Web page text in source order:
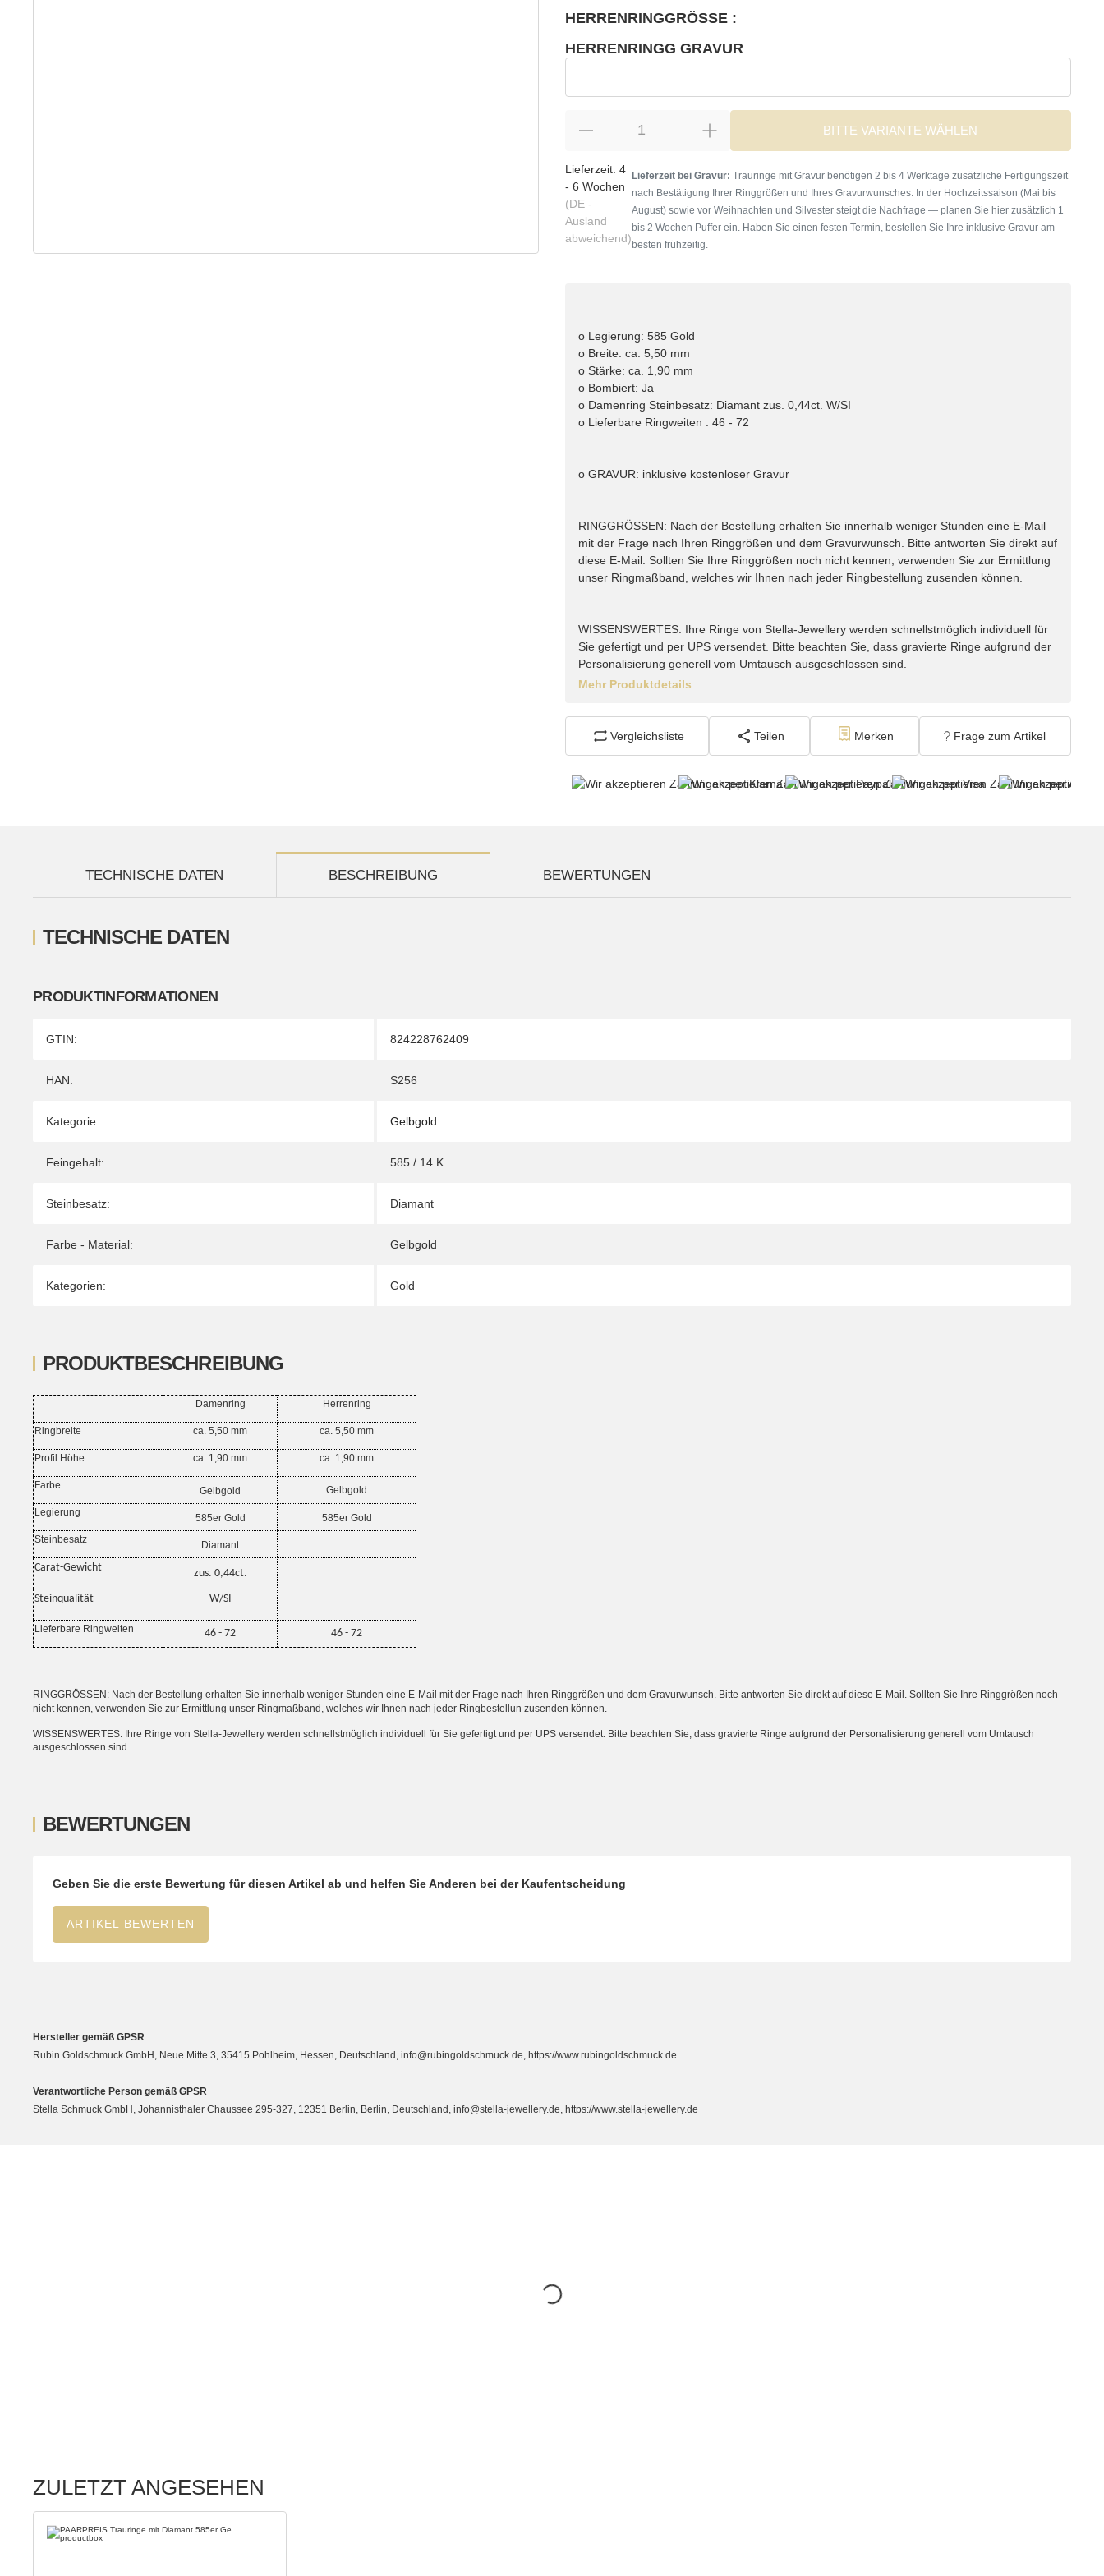
HERRENRINGGRÖSSE :
HERRENRINGG GRAVUR
BITTE VARIANTE WÄHLEN
Lieferzeit: 4
- 6 Wochen
(DE -
Ausland
abweichend)
Lieferzeit bei Gravur: Trauringe mit Gravur benötigen 2 bis 4 Werktage zusätzliche Fertigungszeit
nach Bestätigung Ihrer Ringgrößen und Ihres Gravurwunsches. In der Hochzeitssaison (Mai bis
August) sowie vor Weihnachten und Silvester steigt die Nachfrage — planen Sie hier zusätzlich 1
bis 2 Wochen Puffer ein. Haben Sie einen festen Termin, bestellen Sie Ihre inklusive Gravur am
besten frühzeitig.
o Legierung: 585 Gold
o Breite: ca. 5,50 mm
o Stärke: ca. 1,90 mm
o Bombiert: Ja
o Damenring Steinbesatz: Diamant zus. 0,44ct. W/SI
o Lieferbare Ringweiten : 46 - 72
o GRAVUR: inklusive kostenloser Gravur
RINGGRÖSSEN: Nach der Bestellung erhalten Sie innerhalb weniger Stunden eine E-Mail
mit der Frage nach Ihren Ringgrößen und dem Gravurwunsch. Bitte antworten Sie direkt auf
diese E-Mail. Sollten Sie Ihre Ringgrößen noch nicht kennen, verwenden Sie zur Ermittlung
unser Ringmaßband, welches wir Ihnen nach jeder Ringbestellung zusenden können.
WISSENSWERTES: Ihre Ringe von Stella-Jewellery werden schnellstmöglich individuell für
Sie gefertigt und per UPS versendet. Bitte beachten Sie, dass gravierte Ringe aufgrund der
Personalisierung generell vom Umtausch ausgeschlossen sind.
Mehr Produktdetails
Vergleichsliste Teilen Merken Frage zum Artikel
TECHNISCHE DATEN BESCHREIBUNG BEWERTUNGEN
TECHNISCHE DATEN
PRODUKTINFORMATIONEN
Produkteigenschaft
Wert
GTIN: 824228762409
HAN: S256
Kategorie: Gelbgold
Feingehalt: 585 / 14 K
Steinbesatz: Diamant
Farbe - Material: Gelbgold
Kategorien: Gold
PRODUKTBESCHREIBUNG
Damenring Herrenring
Ringbreite ca. 5,50 mm ca. 5,50 mm
Profil Höhe ca. 1,90 mm ca. 1,90 mm
Farbe Gelbgold
Gelbgold
Legierung
585er Gold
585er Gold
Steinbesatz
Diamant
Carat-Gewicht zus. 0,44ct.
Steinqualität W/SI
Lieferbare Ringweiten 46 - 72 46 - 72
RINGGRÖSSEN: Nach der Bestellung erhalten Sie innerhalb weniger Stunden eine E-Mail mit der Frage nach Ihren Ringgrößen und dem Gravurwunsch. Bitte antworten Sie direkt auf diese E-Mail. Sollten Sie Ihre Ringgrößen noch
nicht kennen, verwenden Sie zur Ermittlung unser Ringmaßband, welches wir Ihnen nach jeder Ringbestellun zusenden können.
WISSENSWERTES: Ihre Ringe von Stella-Jewellery werden schnellstmöglich individuell für Sie gefertigt und per UPS versendet. Bitte beachten Sie, dass gravierte Ringe aufgrund der Personalisierung generell vom Umtausch
ausgeschlossen sind.
BEWERTUNGEN
Geben Sie die erste Bewertung für diesen Artikel ab und helfen Sie Anderen bei der Kaufentscheidung
ARTIKEL BEWERTEN
Hersteller gemäß GPSR
Rubin Goldschmuck GmbH, Neue Mitte 3, 35415 Pohlheim, Hessen, Deutschland, info@rubingoldschmuck.de, https://www.rubingoldschmuck.de
Verantwortliche Person gemäß GPSR
Stella Schmuck GmbH, Johannisthaler Chaussee 295-327, 12351 Berlin, Berlin, Deutschland, info@stella-jewellery.de, https://www.stella-jewellery.de
ZULETZT ANGESEHEN